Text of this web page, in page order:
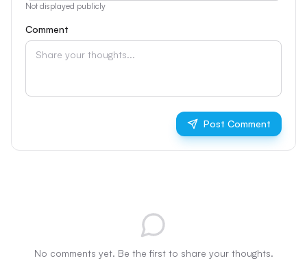
Not displayed publicly
Comment
Post Comment
No comments yet. Be the first to share your thoughts.